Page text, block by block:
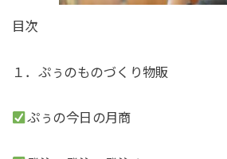
目次
１．ぷぅのものづくり物販
ぷぅの今日の月商